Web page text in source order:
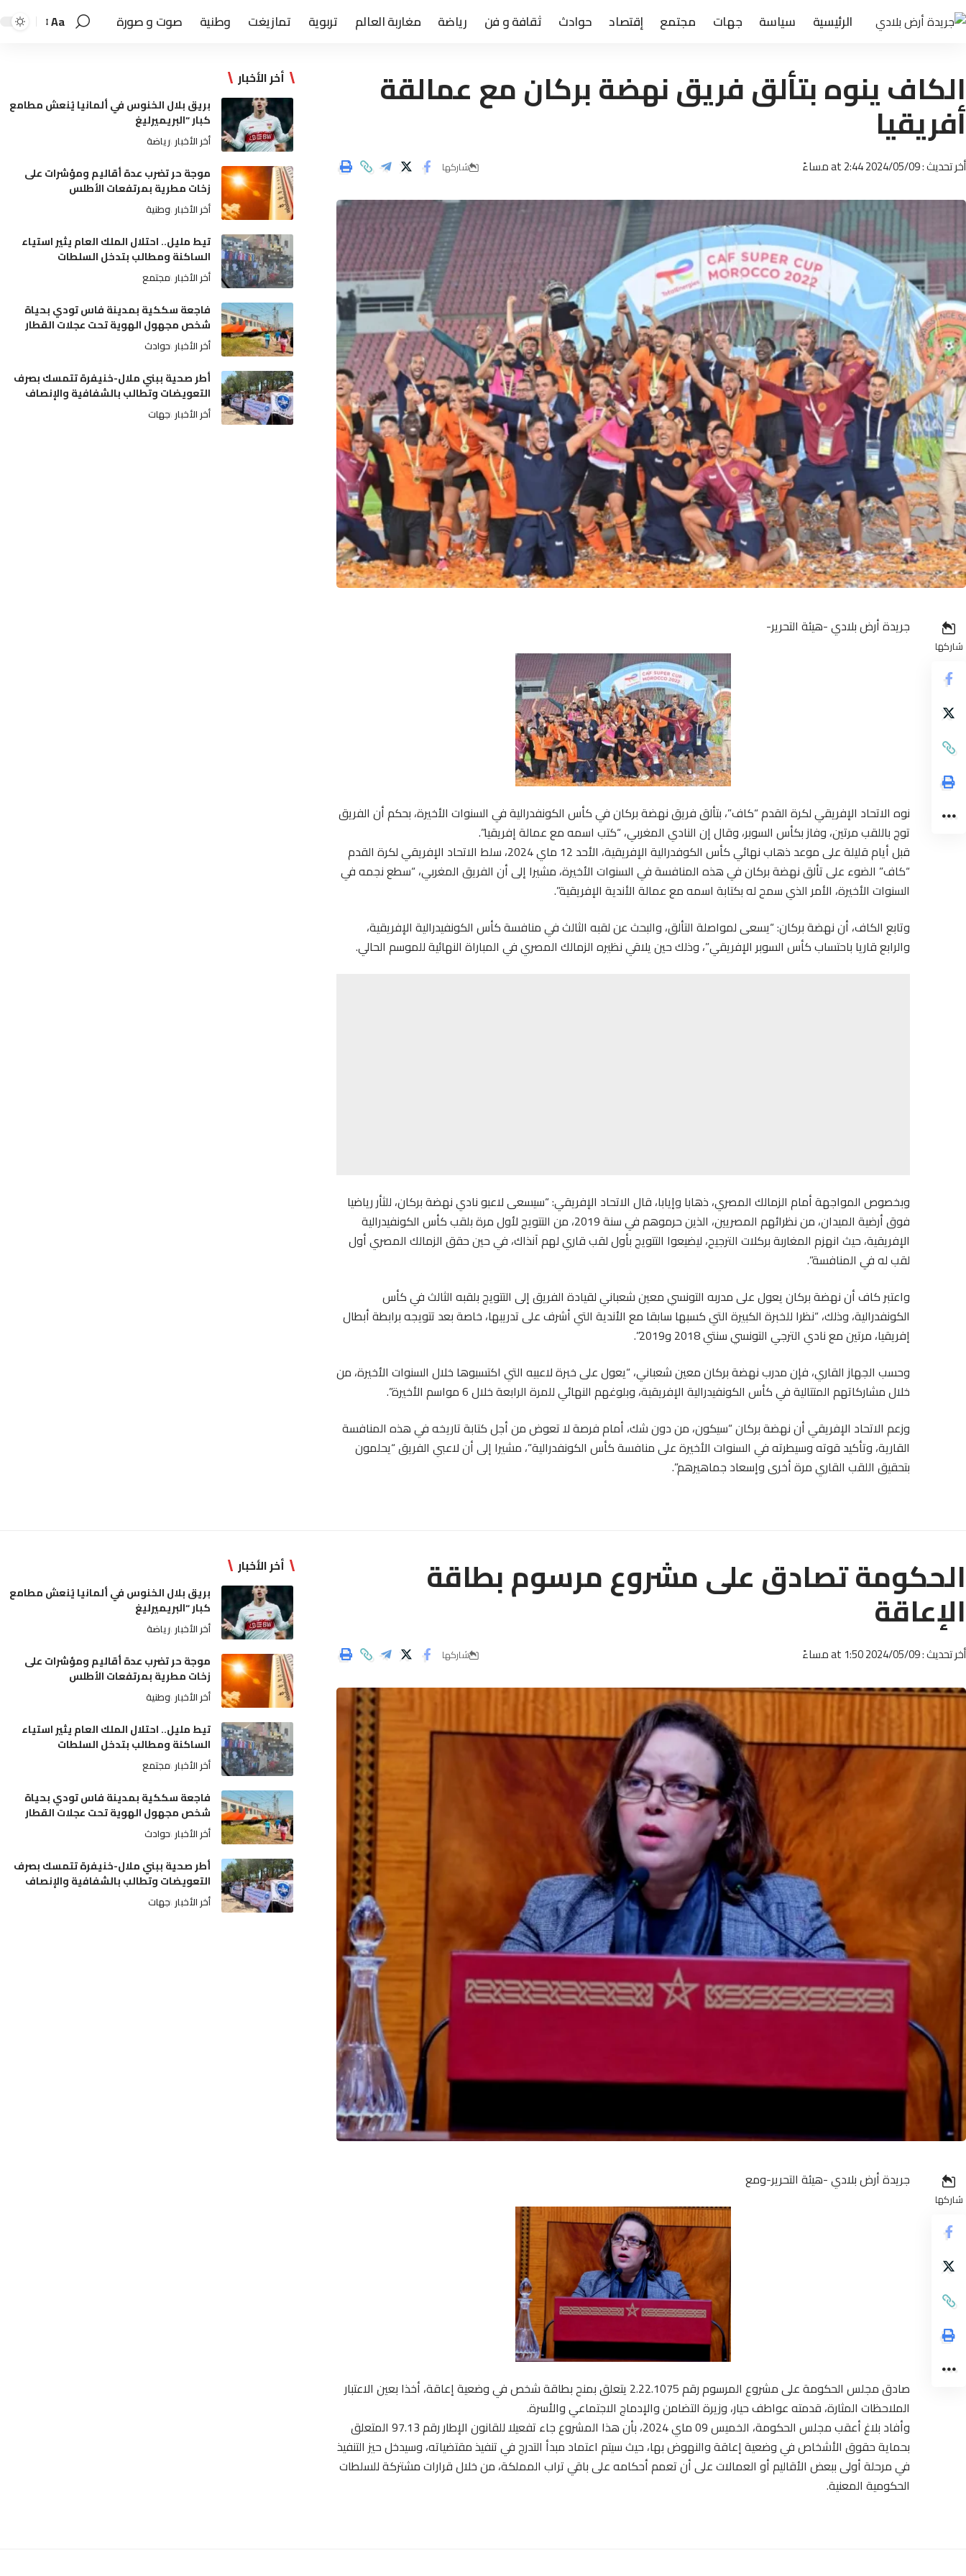
الرئيسية سياسة جهات مجتمع إقتصاد حوادث ثقافة و فن رياضة مغاربة العالم تربوية تمازيغت وطنية صوت و صورة Aa
الكاف ينوه بتألق فريق نهضة بركان مع عمالقة
أفريقيا
أخر تحديث : 2024/05/09 at 2:44 مساءً شاركها
شاركها
جريدة أرض بلادي -هيئة التحرير-
نوه الاتحاد الإفريقي لكرة القدم “كاف”، بتألق فريق نهضة بركان في كأس الكونفدرالية في السنوات الأخيرة، بحكم أن الفريق
توج باللقب مرتين، وفاز بكأس السوبر، وقال إن النادي المغربي، “كتب اسمه مع عمالة إفريقيا”.
قبل أيام قليلة على موعد ذهاب نهائي كأس الكوفدرالية الإفريقية، الأحد 12 ماي 2024، سلط الاتحاد الإفريقي لكرة القدم
“كاف” الضوء على تألق نهضة بركان في هذه المنافسة في السنوات الأخيرة، مشيرا إلى أن الفريق المغربي، “سطع نجمه في
السنوات الأخيرة، الأمر الذي سمح له بكتابة اسمه مع عمالة الأندية الإفريقية”.
وتابع الكاف، أن نهضة بركان: “يسعى لمواصلة التألق، والبحث عن لقبه الثالث في منافسة كأس الكونفيدرالية الإفريقية،
والرابع قاريا باحتساب كأس السوبر الإفريقي”، وذلك حين يلاقي نظيره الزمالك المصري في المباراة النهائية للموسم الحالي.
وبخصوص المواجهة أمام الزمالك المصري، ذهابا وإيابا، قال الاتحاد الإفريقي: “سيسعى لاعبو نادي نهضة بركان، للثأر رياضيا
فوق أرضية الميدان، من نظرائهم المصريين، الذين حرموهم في سنة 2019، من التتويج لأول مرة بلقب كأس الكونفيدرالية
الإفريقية، حيث انهزم المغاربة بركلات الترجيح، ليضيعوا التتويج بأول لقب قاري لهم آنذاك، في حين حقق الزمالك المصري أول
لقب له في المنافسة”.
واعتبر كاف أن نهضة بركان يعول على مدربه التونسي معين شعباني لقيادة الفريق إلى التتويج بلقبه الثالث في كأس
الكونفدرالية، وذلك، “نظرا للخبرة الكبيرة التي كسبها سابقا مع الأندية التي أشرف على تدريبها، خاصة بعد تتويجه برابطة أبطال
إفريقيا، مرتين مع نادي الترجي التونسي سنتي 2018 و2019”.
وحسب الجهاز القاري، فإن مدرب نهضة بركان معين شعباني، “يعول على خبرة لاعبيه التي اكتسبوها خلال السنوات الأخيرة، من
خلال مشاركاتهم المتتالية في كأس الكونفيدرالية الإفريقية، وبلوغهم النهائي للمرة الرابعة خلال 6 مواسم الأخيرة”.
وزعم الاتحاد الإفريقي أن نهضة بركان “سيكون، من دون شك، أمام فرصة لا تعوض من أجل كتابة تاريخه في هذه المنافسة
القارية، وتأكيد قوته وسيطرته في السنوات الأخيرة على منافسة كأس الكونفدرالية”، مشيرا إلى أن لاعبي الفريق “يحلمون
بتحقيق اللقب القاري مرة أخرى وإسعاد جماهيرهم”.
أخر الأخبار
بريق بلال الخنوس في ألمانيا يُنعش مطامع
كبار “البريميرليغ
أخر الأخبار رياضة
موجة حر تضرب عدة أقاليم ومؤشرات على
زخات مطرية بمرتفعات الأطلس
أخر الأخبار وطنية
تيط مليل.. احتلال الملك العام يثير استياء
الساكنة ومطالب بتدخل السلطات
أخر الأخبار مجتمع
فاجعة سككية بمدينة فاس تودي بحياة
شخص مجهول الهوية تحت عجلات القطار
أخر الأخبار حوادث
أطر صحية ببني ملال-خنيفرة تتمسك بصرف
التعويضات وتطالب بالشفافية والإنصاف
أخر الأخبار جهات
الحكومة تصادق على مشروع مرسوم بطاقة
الإعاقة
أخر تحديث : 2024/05/09 at 1:50 مساءً شاركها
شاركها
جريدة أرض بلادي -هيئة التحرير-ومع
صادق مجلس الحكومة على مشروع المرسوم رقم 2.22.1075 يتعلق بمنح بطاقة شخص في وضعية إعاقة، أخذا بعين الاعتبار
الملاحظات المثارة، قدمته عواطف حيار، وزيرة التضامن والإدماج الاجتماعي والأسرة.
وأفاد بلاغ أعقب مجلس الحكومة، الخميس 09 ماي 2024، بأن هذا المشروع جاء تفعيلا للقانون الإطار رقم 97.13 المتعلق
بحماية حقوق الأشخاص في وضعية إعاقة والنهوض بها، حيث سيتم اعتماد مبدأ التدرج في تنفيذ مقتضياته، وسيدخل حيز التنفيذ
في مرحلة أولى ببعض الأقاليم أو العمالات على أن تعمم أحكامه على باقي تراب المملكة، من خلال قرارات مشتركة للسلطات
الحكومية المعنية.
أخر الأخبار
بريق بلال الخنوس في ألمانيا يُنعش مطامع
كبار “البريميرليغ
أخر الأخبار رياضة
موجة حر تضرب عدة أقاليم ومؤشرات على
زخات مطرية بمرتفعات الأطلس
أخر الأخبار وطنية
تيط مليل.. احتلال الملك العام يثير استياء
الساكنة ومطالب بتدخل السلطات
أخر الأخبار مجتمع
فاجعة سككية بمدينة فاس تودي بحياة
شخص مجهول الهوية تحت عجلات القطار
أخر الأخبار حوادث
أطر صحية ببني ملال-خنيفرة تتمسك بصرف
التعويضات وتطالب بالشفافية والإنصاف
أخر الأخبار جهات